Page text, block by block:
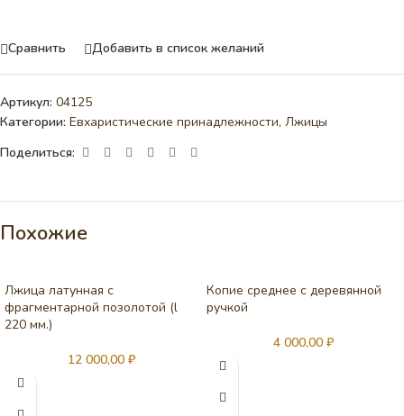
Сравнить Добавить в список желаний
Артикул: 04125
Категории: Евхаристические принадлежности, Лжицы
Поделиться:
Похожие
Лжица латунная с
фрагментарной позолотой (l
220 мм.)
12 000,00 ₽
Копие среднее с деревянной
ручкой
4 000,00 ₽